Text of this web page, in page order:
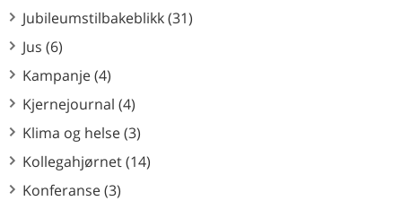
Jubileumstilbakeblikk (31)
Jus (6)
Kampanje (4)
Kjernejournal (4)
Klima og helse (3)
Kollegahjørnet (14)
Konferanse (3)